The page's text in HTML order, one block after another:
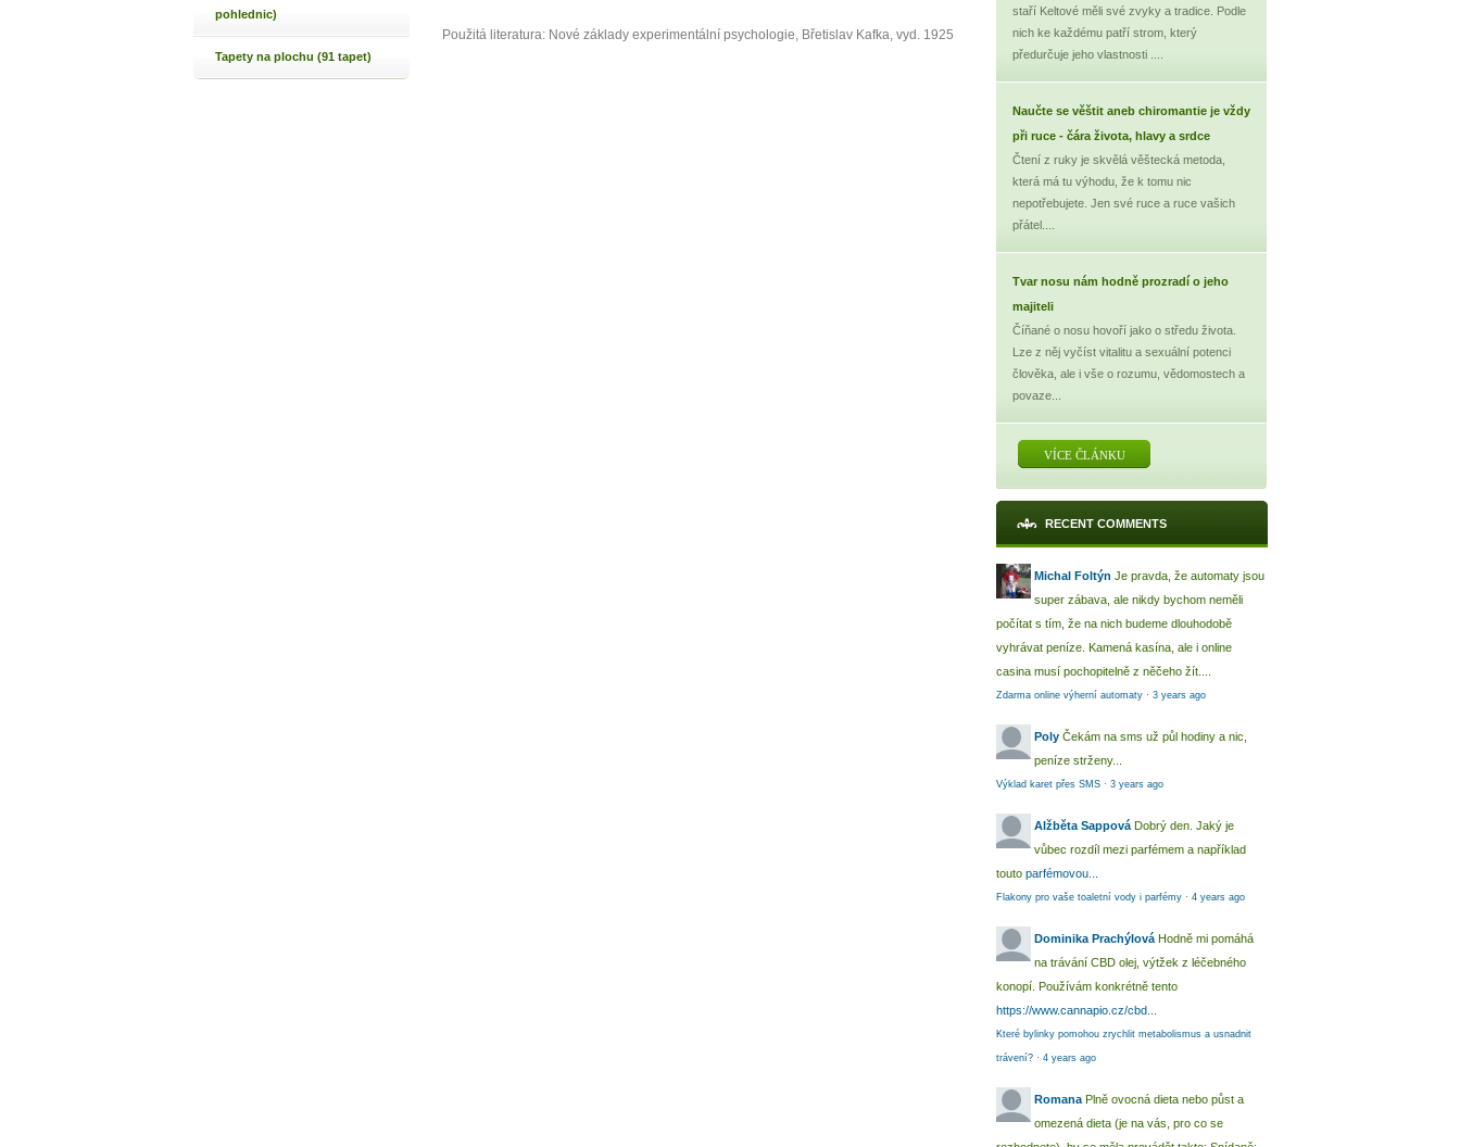
pohlednic)
Tapety na plochu (91 tapet)
Použitá literatura: Nové základy experimentální psychologie, Břetislav Kafka, vyd. 1925
staří Keltové měli své zvyky a tradice. Podle
nich ke každému patří strom, který
předurčuje jeho vlastnosti ....
Naučte se věštit aneb chiromantie je vždy
při ruce - čára života, hlavy a srdce
Čtení z ruky je skvělá věštecká metoda,
která má tu výhodu, že k tomu nic
nepotřebujete. Jen své ruce a ruce vašich
přátel....
Tvar nosu nám hodně prozradí o jeho
majiteli
Číňané o nosu hovoří jako o středu života.
Lze z něj vyčíst vitalitu a sexuální potenci
člověka, ale i vše o rozumu, vědomostech a
povaze...
VÍCE ČLÁNKU
RECENT COMMENTS
Michal Foltýn Je pravda, že automaty jsou
super zábava, ale nikdy bychom neměli
počítat s tím, že na nich budeme dlouhodobě
vyhrávat peníze. Kamená kasína, ale i online
casina musí pochopitelně z něčeho žít....
Zdarma online výherní automaty · 3 years ago
Poly Čekám na sms už půl hodiny a nic,
peníze strženy...
Výklad karet přes SMS · 3 years ago
Alžběta Sappová Dobrý den. Jaký je
vůbec rozdíl mezi parfémem a například
touto parfémovou...
Flakony pro vaše toaletní vody i parfémy · 4 years ago
Dominika Prachýlová Hodně mi pomáhá
na trávání CBD olej, výtžek z léčebného
konopí. Používám konkrétně tento
https://www.cannapio.cz/cbd...
Které bylinky pomohou zrychlit metabolismus a usnadnit
trávení? · 4 years ago
Romana Plně ovocná dieta nebo půst a
omezená dieta (je na vás, pro co se